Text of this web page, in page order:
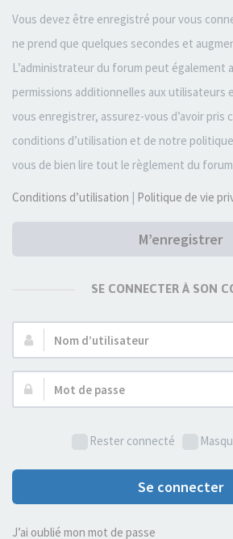
Vous devez être enregistré pour vous
ne prend que quelques secondes et
L’administrateur du forum peut également
permissions additionnelles aux utilisateurs
vous enregistrer, assurez-vous d’avoir pris
conditions d’utilisation et de notre
vous de bien lire tout le règlement du
Conditions d’utilisation | Politique de vie
M’enregistrer
SE CONNECTER À SON
Nom
Mot
Rester connecté
Se connecter
J’ai oublié mon mot de passe